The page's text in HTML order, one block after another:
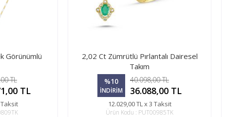
Görünümlü
TL
TL
Taksit
2,02 Ct Zümrütlü Pırlantalı Dairesel
Takım
%10
İNDİRİM
40.098,00 TL
36.088,00 TL
12.029,00 TL x 3 Taksit
Ürün Kodu : PUT00985TK